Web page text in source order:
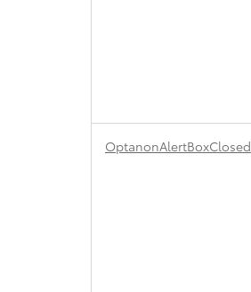
OptanonAlertBoxClosed